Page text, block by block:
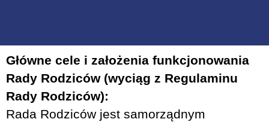
Główne cele i założenia funkcjonowania
Rady Rodziców (wyciąg z Regulaminu
Rady Rodziców):
Rada Rodziców jest samorządnym